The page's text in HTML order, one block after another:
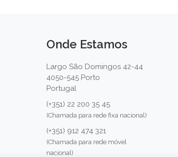
Onde Estamos
Largo São Domingos 42-44
4050-545 Porto
Portugal
(+351) 22 200 35 45
(Chamada para rede fixa nacional)
(+351) 912 474 321
(Chamada para rede móvel
nacional)